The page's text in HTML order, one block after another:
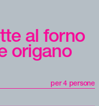
al forno
origano
per 4 persone